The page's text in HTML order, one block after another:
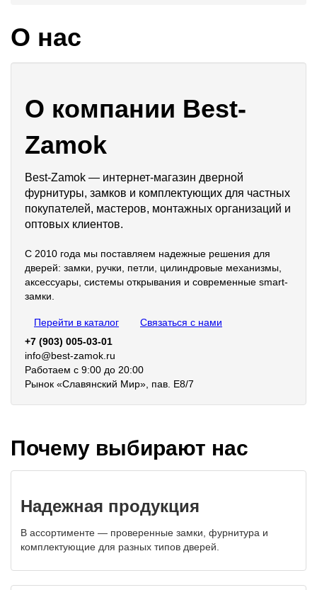
О нас
О компании Best-
Zamok
Best-Zamok — интернет-магазин дверной
фурнитуры, замков и комплектующих для частных
покупателей, мастеров, монтажных организаций и
оптовых клиентов.
С 2010 года мы поставляем надежные решения для
дверей: замки, ручки, петли, цилиндровые механизмы,
аксессуары, системы открывания и современные smart-
замки.
Перейти в каталог
Связаться с нами
+7 (903) 005-03-01
info@best-zamok.ru
Работаем с 9:00 до 20:00
Рынок «Славянский Мир», пав. Е8/7
Почему выбирают нас
Надежная продукция
В ассортименте — проверенные замки, фурнитура и
комплектующие для разных типов дверей.